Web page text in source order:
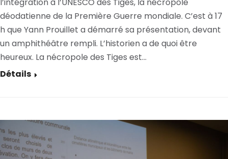
l’intégration à l’UNESCO des Tiges, la nécropole
déodatienne de la Première Guerre mondiale. C’est à 17
h que Yann Prouillet a démarré sa présentation, devant
un amphithéâtre rempli. L’historien a de quoi être
heureux. La nécropole des Tiges est…
Détails